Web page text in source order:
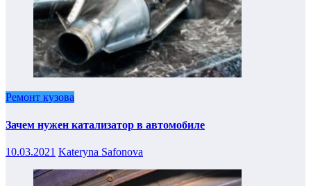
Ремонт кузова
Зачем нужен катализатор в автомобиле
10.03.2021 Kateryna Safonova